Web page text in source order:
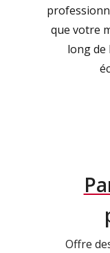
que votre
long de
Offre